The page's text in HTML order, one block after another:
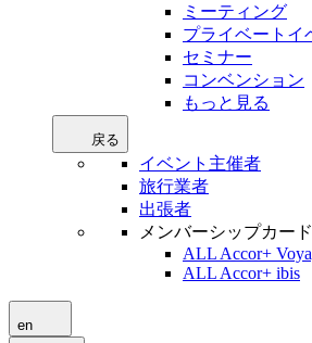
ミーティング
プライベートイ
セミナー
コンベンション
もっと見る
戻る
イベント主催者
旅行業者
出張者
メンバーシップカード
ALL Accor+
ALL Accor+ ibis
en